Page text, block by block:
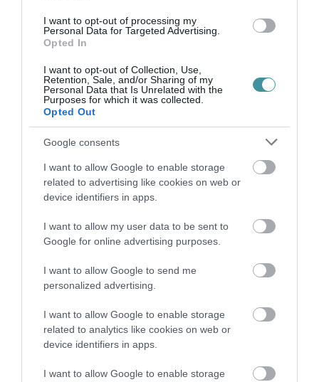
I want to opt-out of processing my
Personal Data for Targeted Advertising.
Opted In
I want to opt-out of Collection, Use,
Retention, Sale, and/or Sharing of my
Personal Data that Is Unrelated with the
Purposes for which it was collected.
Opted Out
Google consents
I want to allow Google to enable storage
related to advertising like cookies on web or
device identifiers in apps.
I want to allow my user data to be sent to
Google for online advertising purposes.
I want to allow Google to send me
personalized advertising.
I want to allow Google to enable storage
related to analytics like cookies on web or
device identifiers in apps.
I want to allow Google to enable storage
2026. augusztus 06
HOLTAN SZÁLLÍTOTTÁK HAZA A 80 ÉVES
2026. augusztus 06|Riasztó
GÁRDONYI MESEKERT VÁRJA A
CSALÁDOKAT – HÁROM NAPON ÁT ING...
Programok
MAGYAR PÉTER: KIÍRJÁK AZ ELSŐ
SZÉLERŐMŰVI PÁLYÁZATOKAT, M...
2026. augusztus 06|Mindenki ügye